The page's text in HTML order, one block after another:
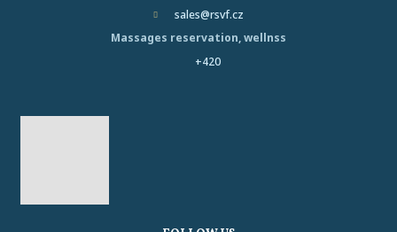
sales@rsvf.cz
Massages reservation, wellnss
+420